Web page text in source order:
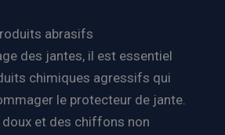
abrasifs
des jantes, il est essentiel
chimiques agressifs qui
le protecteur de jante.
et des chiffons non